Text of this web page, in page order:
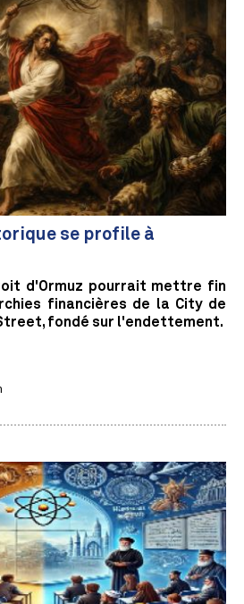
se profile à
d'Ormuz pourrait mettre fin
financières de la City de
fondé sur l'endettement.